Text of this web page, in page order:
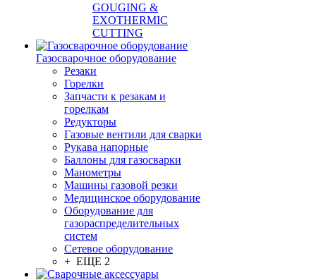
GOUGING &
EXOTHERMIC
CUTTING
Газосварочное оборудование
Резаки
Горелки
Запчасти к резакам и
горелкам
Редукторы
Газовые вентили для сварки
Рукава напорные
Баллоны для газосварки
Манометры
Машины газовой резки
Медицинское оборудование
Оборудование для
газораспределительных
систем
Сетевое оборудование
+ ЕЩЕ 2